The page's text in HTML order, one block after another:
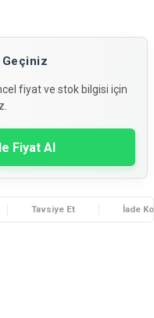
fiyat ve stok bilgisi için
Fiyat Al
Tavsiye Et İade